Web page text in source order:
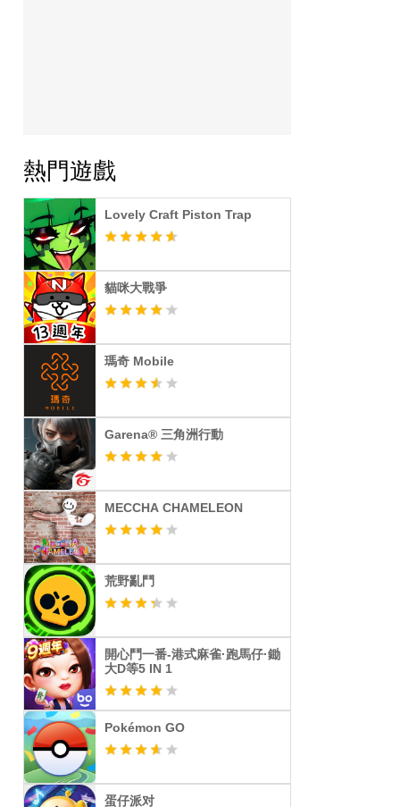
熱門遊戲
Lovely Craft Piston Trap
貓咪大戰爭
瑪奇 Mobile
Garena® 三角洲行動
MECCHA CHAMELEON
荒野亂鬥
開心鬥一番-港式麻雀·跑馬仔·鋤
大D等5 IN 1
Pokémon GO
蛋仔派对